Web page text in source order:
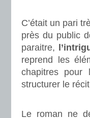
C’était un pari
près du public
paraitre,
reprend les
chapitres
structurer le
Le roman ne